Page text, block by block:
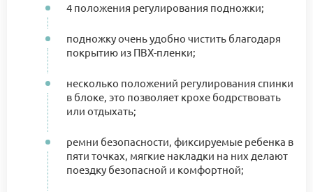
4 положения регулирования подножки;
подножку очень удобно чистить благодаря
покрытию из ПВХ-пленки;
несколько положений регулирования спинки
в блоке, это позволяет крохе бодрствовать
или отдыхать;
ремни безопасности, фиксируемые ребенка в
пяти точках, мягкие накладки на них делают
поездку безопасной и комфортной;